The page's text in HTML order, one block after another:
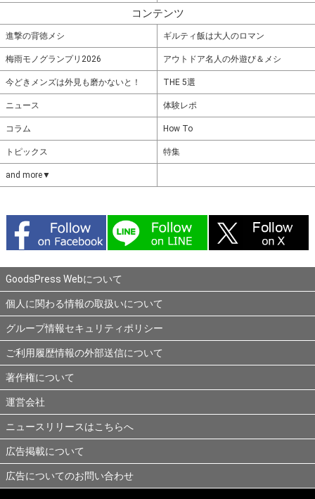
コンテンツ
進撃の背徳メシ ギルティ飯は大人のロマン
梅雨モノグランプリ2026 アウトドア名人の外遊び＆メシ
今どきメンズは外見も磨かないと！ THE 5選
ニュース 体験レポ
コラム How To
トピックス 特集
and more▼
GoodsPress Webについて
個人に関わる情報の取扱いについて
グループ情報セキュリティポリシー
ご利用履歴情報の外部送信について
著作権について
運営会社
ニュースリリースはこちらへ
広告掲載について
広告についてのお問い合わせ